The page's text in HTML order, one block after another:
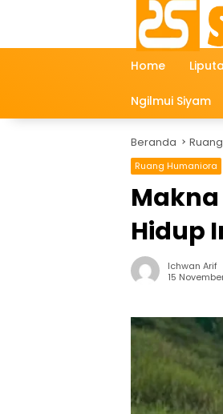
Home
Ngilmui Siyam
Beranda
Ruang Humaniora
Hidup
Ichwan Arif
15